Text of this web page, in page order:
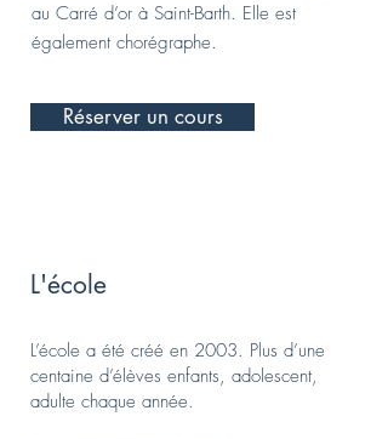
au Carré d’or à Saint-Barth. Elle est
également chorégraphe.
Réserver un cours
L'école
L’école a été créé en 2003. Plus d’une
centaine d’élèves enfants, adolescent,
adulte chaque année.